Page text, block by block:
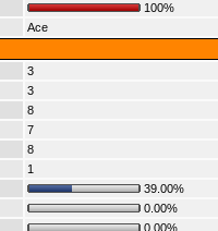
100%
Ace
3
3
8
7
8
1
39.00%
0.00%
0.00%